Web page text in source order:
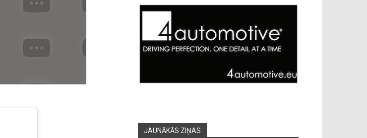
JAUNĀKĀS ZIŅAS